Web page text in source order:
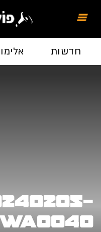
חדשות
WA0040